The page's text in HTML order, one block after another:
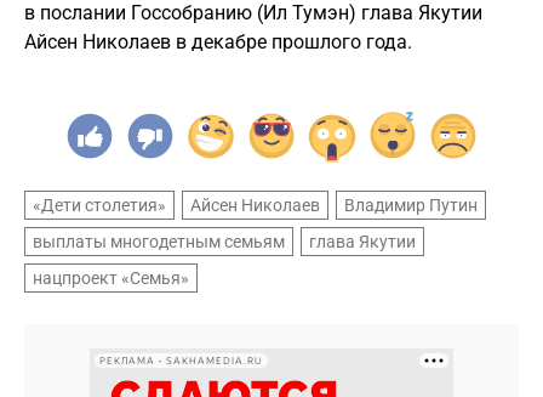
в послании Госсобранию (Ил Тумэн) глава Якутии
Айсен Николаев в декабре прошлого года.
«Дети столетия» Айсен Николаев
Владимир Путин
выплаты многодетным семьям
глава Якутии
нацпроект «Семья»
РЕКЛАМА • SAKHAMEDIA.RU